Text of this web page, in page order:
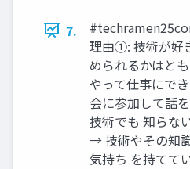
7.
理由①: 技術が好
められるかはと
やって仕事にで
会に参加して話
技術でも 知らな
→ 技術やその知
気持ち を持てて